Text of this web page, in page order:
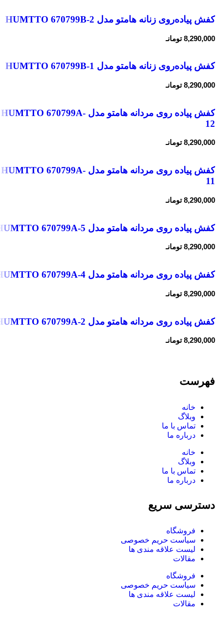
کفش پیاده‌روی زنانه هامتو مدل HUMTTO 670799B-2
8,290,000 تومانـ
کفش پیاده‌روی زنانه هامتو مدل HUMTTO 670799B-1
8,290,000 تومانـ
کفش پیاده روی مردانه هامتو مدل HUMTTO 670799A-
12
8,290,000 تومانـ
کفش پیاده روی مردانه هامتو مدل HUMTTO 670799A-
11
8,290,000 تومانـ
کفش پیاده روی مردانه هامتو مدل HUMTTO 670799A-5
8,290,000 تومانـ
کفش پیاده روی مردانه هامتو مدل HUMTTO 670799A-4
8,290,000 تومانـ
کفش پیاده روی مردانه هامتو مدل HUMTTO 670799A-2
8,290,000 تومانـ
فهرست
خانه
وبلاگ
تماس با ما
درباره ما
خانه
وبلاگ
تماس با ما
درباره ما
دسترسی سریع
فروشگاه
سیاست حریم خصوصی
لیست علاقه­ مندی ­ها
مقالات
فروشگاه
سیاست حریم خصوصی
لیست علاقه­ مندی ­ها
مقالات